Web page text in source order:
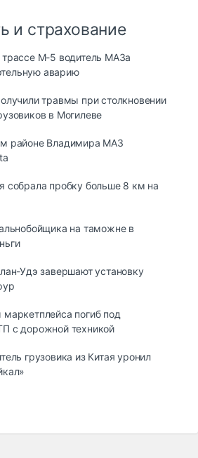
и страхование
М-5 водитель МАЗа
аварию
травмы при столкновении
в Могилеве
районе Владимира МАЗ
собрала пробку больше 8 км на
на таможне в
Удэ зaвepшaют ycтaнoвкy
погиб под
с дорожной техникой
грузовика из Китая уронил